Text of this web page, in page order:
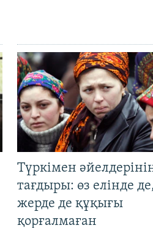
Түркімен
тағдыры: өз елінде
жерде де құқығы
қорғалмаған